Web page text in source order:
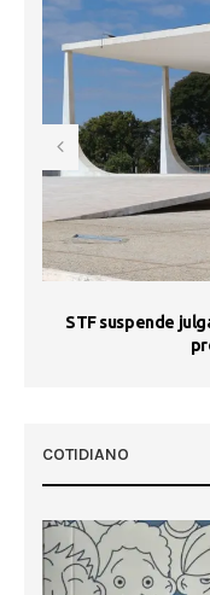
STF suspende
COTIDIANO